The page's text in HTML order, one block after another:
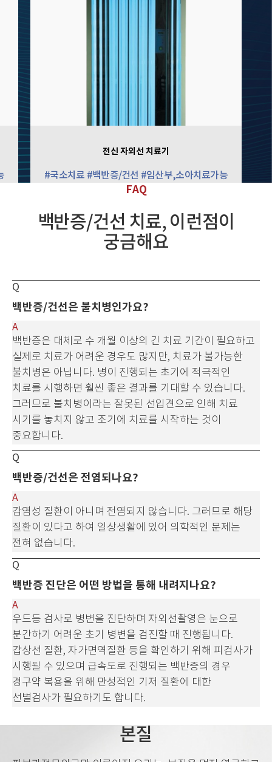
전신 자외선 치료기
#국소치료 #백반증/건선 #임산부,소아치료가능
FAQ
백반증/건선 치료, 이런점이
궁금해요
백반증/건선은 불치병인가요?
백반증은 대체로 수 개월 이상의 긴 치료 기간이 필요하고
실제로 치료가 어려운 경우도 많지만, 치료가 불가능한
불치병은 아닙니다. 병이 진행되는 초기에 적극적인
치료를 시행하면 훨씬 좋은 결과를 기대할 수 있습니다.
그러므로 불치병이라는 잘못된 선입견으로 인해 치료
시기를 놓치지 않고 조기에 치료를 시작하는 것이
중요합니다.
백반증/건선은 전염되나요?
감염성 질환이 아니며 전염되지 않습니다. 그러므로 해당
질환이 있다고 하여 일상생활에 있어 의학적인 문제는
전혀 없습니다.
백반증 진단은 어떤 방법을 통해 내려지나요?
우드등 검사로 병변을 진단하며 자외선촬영은 눈으로
분간하기 어려운 초기 병변을 검진할 때 진행됩니다.
갑상선 질환, 자가면역질환 등을 확인하기 위해 피검사가
시행될 수 있으며 급속도로 진행되는 백반증의 경우
경구약 복용을 위해 만성적인 기저 질환에 대한
선별검사가 필요하기도 합니다.
본질